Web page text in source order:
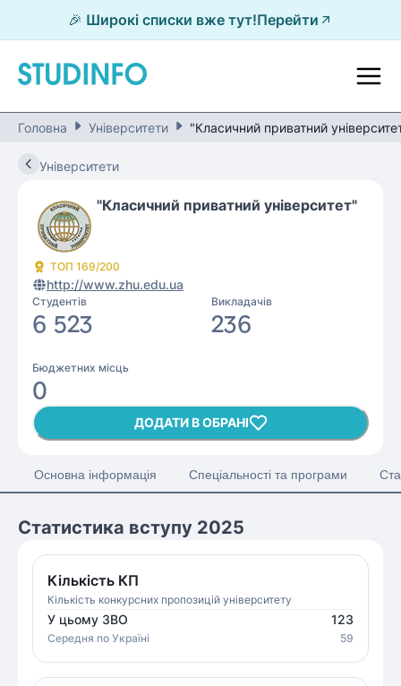
🎉 Широкі списки вже тут!Перейти
Головна Університети "Класичний приватний
Університети
"Класичний приватний університет"
ТОП 169/200
http://www.zhu.edu.ua
Студентів
6 523
Викладачів
236
Бюджетних місць
0
ДОДАТИ В ОБРАНІ
Основна інформація Спеціальності та програми
Статистика вступу 2025
Кількість КП
Кількість конкурсних пропозицій університету
У цьому ЗВО 123
Середня по Україні 59